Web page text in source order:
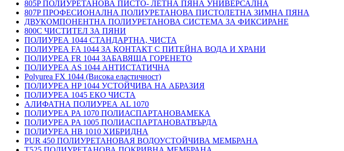
805P ПОЛИУРЕТАНОВА ПИСТО- ЛЕТНА ПЯНА УНИВЕРСАЛНА
807P ПРОФЕСИОНАЛНА ПОЛИУРЕТАНОВА ПИСТОЛЕТНА ЗИМНА ПЯНА
ДВУКОМПОНЕНТНА ПОЛИУРЕТАНОВА СИСТЕМА ЗА ФИКСИРАНЕ
800C ЧИСТИТЕЛ ЗА ПЯНИ
ПОЛИУРЕА 1044 СТАНДАРТНА, ЧИСТА
ПОЛИУРЕА FA 1044 ЗА КОНТАКТ С ПИТЕЙНА ВОДА И ХРАНИ
ПОЛИУРЕА FR 1044 ЗАБАВЯЩА ГОРЕНЕТО
ПОЛИУРЕА AS 1044 АНТИСТАТИЧНА
Polyurea FX 1044 (Висока еластичност)
ПОЛИУРЕА HP 1044 УСТОЙЧИВА НА АБРАЗИЯ
ПОЛИУРЕА 1045 ЕКО ЧИСТА
АЛИФАТНА ПОЛИУРЕА AL 1070
ПОЛИУРЕА PA 1070 ПОЛИАСПАРТАНОВАМЕКА
ПОЛИУРЕА PA 1005 ПОЛИАСПАРТАНОВАТВЪРДА
ПОЛИУРЕА HB 1010 ХИБРИДНА
PUR 450 ПОЛИУРЕТАНОВАЯ ВОДОУСТОЙЧИВА МЕМБРАНА